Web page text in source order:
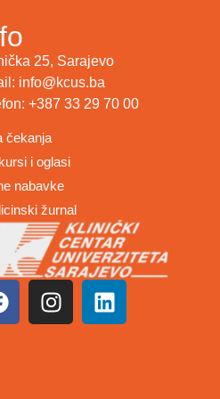
25, Sarajevo
info@kcus.ba
+387 33 29 70 00
čekanja
i oglasi
nabavke
žurnal